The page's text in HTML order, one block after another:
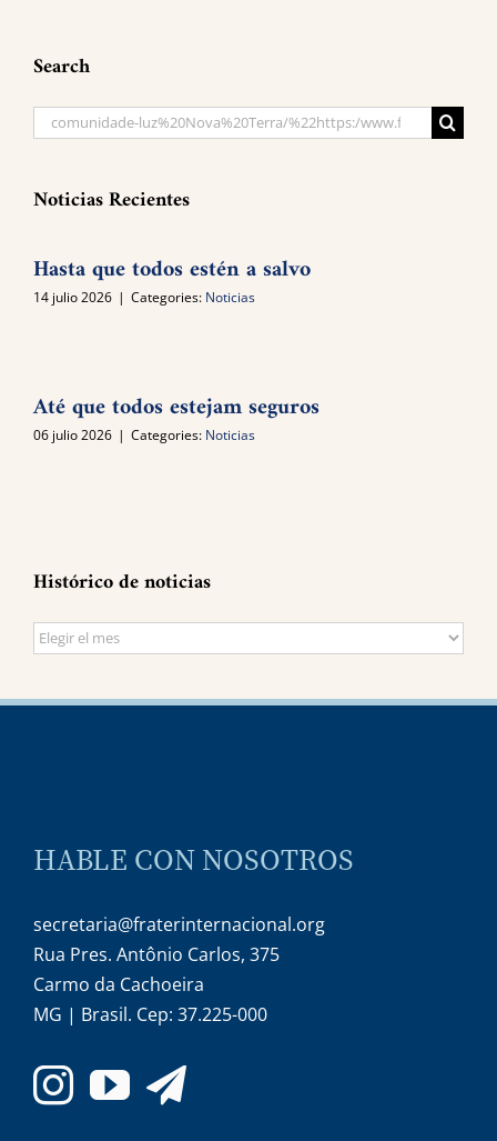
Search
Search
Noticias Recientes
Hasta que todos estén a salvo
14 julio 2026 | Categories: Noticias
Até que todos estejam seguros
06 julio 2026 | Categories: Noticias
Histórico de noticias
Histórico
noticias
HABLE CON NOSOTROS
secretaria@fraterinternacional.org
Rua Pres. Antônio Carlos, 375
Carmo da Cachoeira
MG | Brasil. Cep: 37.225-000